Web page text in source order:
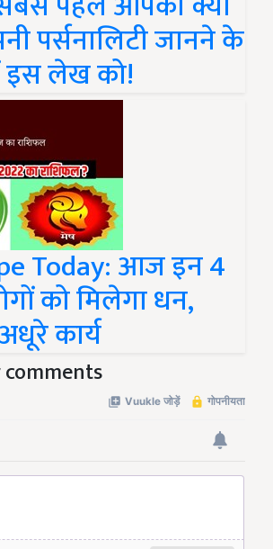
पर्सनालिटी जानने के
लेख को!
Today: आज इन 4
को मिलेगा धन,
कार्य